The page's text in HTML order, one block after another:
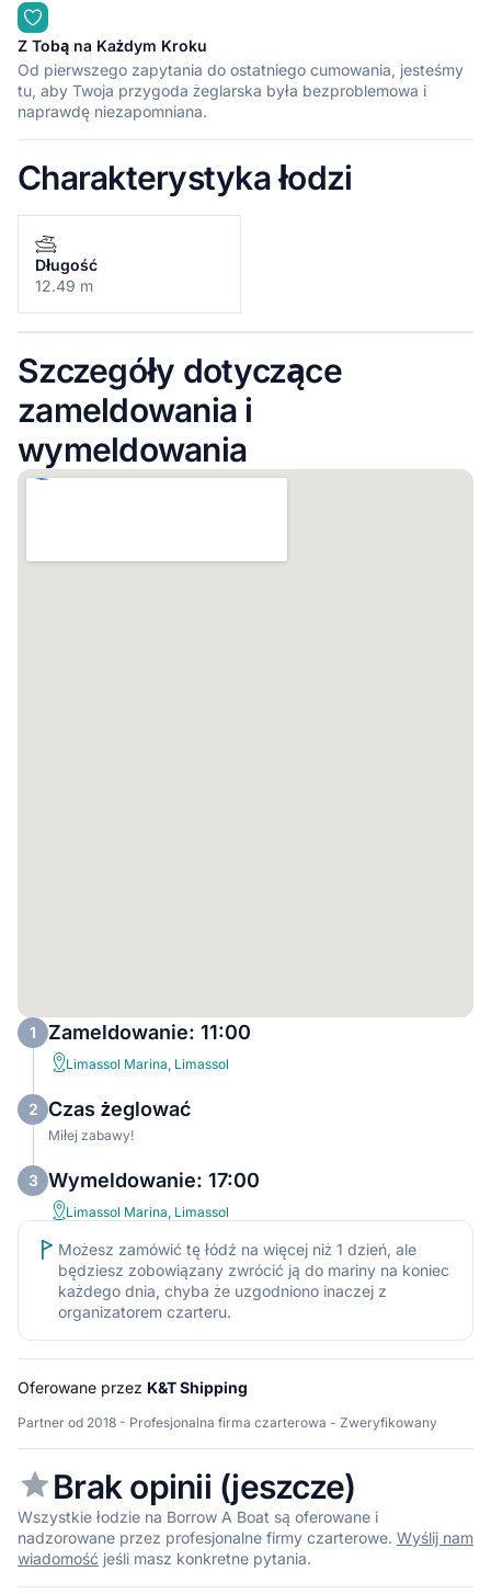
Z Tobą na Każdym Kroku
Od pierwszego zapytania do ostatniego cumowania, jesteśmy
tu, aby Twoja przygoda żeglarska była bezproblemowa i
naprawdę niezapomniana.
Charakterystyka łodzi
Długość
12.49 m
Szczegóły dotyczące
zameldowania i
wymeldowania
1 Zameldowanie: 11:00
Limassol Marina, Limassol
2 Czas żeglować
Miłej zabawy!
3 Wymeldowanie: 17:00
Limassol Marina, Limassol
Możesz zamówić tę łódź na więcej niż 1 dzień, ale
będziesz zobowiązany zwrócić ją do mariny na koniec
każdego dnia, chyba że uzgodniono inaczej z
organizatorem czarteru.
Oferowane przez K&T Shipping
Partner od 2018 - Profesjonalna firma czarterowa - Zweryfikowany
Brak opinii (jeszcze)
Wszystkie łodzie na Borrow A Boat są oferowane i
nadzorowane przez profesjonalne firmy czarterowe. Wyślij nam
wiadomość jeśli masz konkretne pytania.